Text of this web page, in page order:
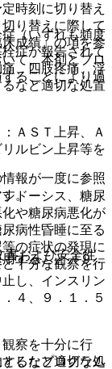
（いずれも頻度
症が報告されて
、四肢疼痛、浮
など適切な処置
ＡＳＴ上昇、Ａ
ルビン上昇等を
ドーシス、糖尿
や糖尿病悪化が
病性昏睡に至る
の症状の発現に
十分な観察を行
し、インスリン
４、９．１．５
時刻に切り替え
り替えに際して
成績」の項を参
て、本剤とブロ
ることにより過
すること〔９．
察を十分に行
るなど適切な処
報が一度に参照
。
および安全性
したプログラム